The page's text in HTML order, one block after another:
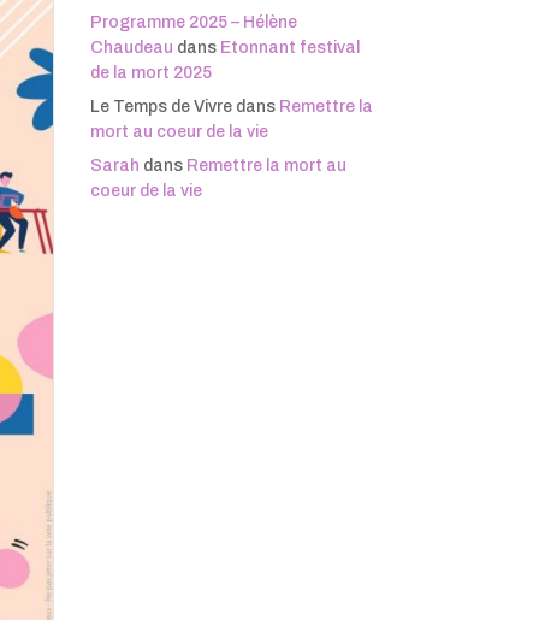
Programme 2025 – Hélène
Chaudeau dans Etonnant festival
de la mort 2025
Le Temps de Vivredans Remettre la
mort au coeur de la vie
Sarah dans Remettre la mort au
coeur de la vie